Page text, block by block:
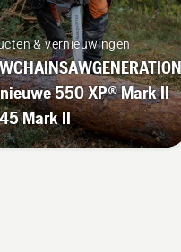
& vernieuwingen
550 XP® Mark II
Mark II